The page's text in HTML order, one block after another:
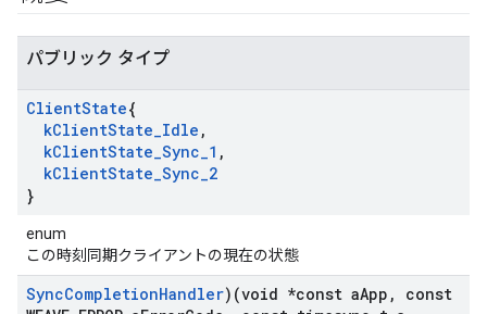
パブリック タイプ
ClientState{
kClientState_Idle ,
kClientState_Sync_1 ,
kClientState_Sync_2
}
enum
この時刻同期クライアントの現在の状態
SyncCompletionHandler)(void *const aApp ,
const